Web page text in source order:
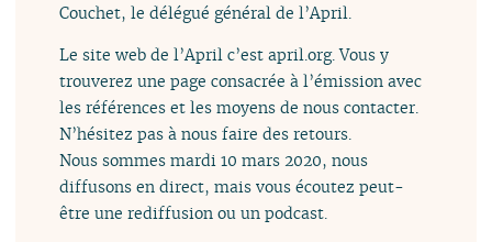
Couchet, le délégué général de l’April.
Le site web de l’April c’est april.org. Vous y
trouverez une page consacrée à l’émission avec
les références et les moyens de nous contacter.
N’hésitez pas à nous faire des retours.
Nous sommes mardi 10 mars 2020, nous
diffusons en direct, mais vous écoutez peut-
être une rediffusion ou un podcast.